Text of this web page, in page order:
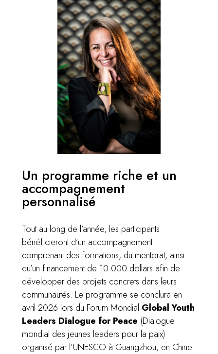
Un programme riche et un
accompagnement
personnalisé
Tout au long de l’année, les participants
bénéficieront d’un accompagnement
comprenant des formations, du mentorat, ainsi
qu’un financement de 10 000 dollars afin de
développer des projets concrets dans leurs
communautés. Le programme se conclura en
avril 2026 lors du Forum Mondial Global Youth
Leaders Dialogue for Peace (Dialogue
mondial des jeunes leaders pour la paix)
organisé par l’UNESCO à Guangzhou, en Chine.